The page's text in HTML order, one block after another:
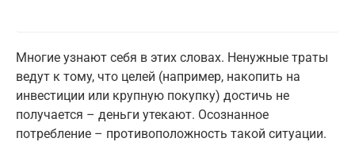
Многие узнают себя в этих словах. Ненужные траты
ведут к тому, что целей (например, накопить на
инвестиции или крупную покупку) достичь не
получается – деньги утекают. Осознанное
потребление – противоположность такой ситуации.